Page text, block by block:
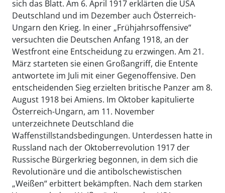
sich das Blatt. Am 6. April 1917 erklärten die USA
Deutschland und im Dezember auch Österreich-
Ungarn den Krieg. In einer „Frühjahrsoffensive“
versuchten die Deutschen Anfang 1918, an der
Westfront eine Entscheidung zu erzwingen. Am 21.
März starteten sie einen Großangriff, die Entente
antwortete im Juli mit einer Gegenoffensive. Den
entscheidenden Sieg erzielten britische Panzer am 8.
August 1918 bei Amiens. Im Oktober kapitulierte
Österreich-Ungarn, am 11. November
unterzeichnete Deutschland die
Waffenstillstandsbedingungen. Unterdessen hatte in
Russland nach der Oktoberrevolution 1917 der
Russische Bürgerkrieg begonnen, in dem sich die
Revolutionäre und die antibolschewistischen
„Weißen“ erbittert bekämpften. Nach dem starken